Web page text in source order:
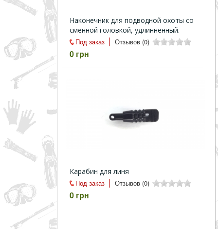
Наконечник для подводной охоты со
сменной головкой, удлинненный.
Под заказ
Отзывов (0)
0 грн
Карабин для линя
Под заказ
Отзывов (0)
0 грн